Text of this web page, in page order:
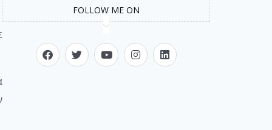
FOLLOW ME ON